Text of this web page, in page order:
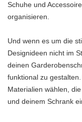
Schuhe und
organisieren.
Und wenn es um die
Designideen nicht im
deinen
funktional zu
Materialien wählen,
und deinem Schrank